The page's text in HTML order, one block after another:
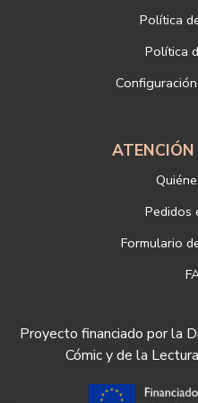
Si desea ampliar información
https://
Política
Política
Pedidos
Formulario
Proyecto financiado por la
Cómic y de la